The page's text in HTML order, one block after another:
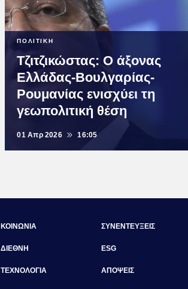
ΠΟΛΙΤΙΚΗ
Τζιτζικώστας: Ο άξονας
Ελλάδας-Βουλγαρίας-
Ρουμανίας ενισχύει τη
γεωπολιτική θέση
01 Απρ 2026 16:05
ΚΟΙΝΩΝΙΑ
ΔΙΕΘΝΗ
ΤΕΧΝΟΛΟΓΙΑ
ΣΥΝΕΝΤΕΥΞΕΙΣ
ESG
ΑΠΟΨΕΙΣ